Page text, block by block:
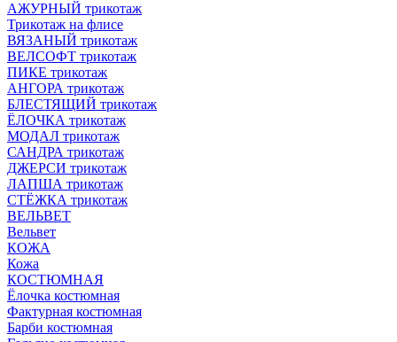
АЖУРНЫЙ трикотаж
Трикотаж на флисе
ВЯЗАНЫЙ трикотаж
ВЕЛСОФТ трикотаж
ПИКЕ трикотаж
АНГОРА трикотаж
БЛЕСТЯЩИЙ трикотаж
ЁЛОЧКА трикотаж
МОДАЛ трикотаж
САНДРА трикотаж
ДЖЕРСИ трикотаж
ЛАПША трикотаж
СТЁЖКА трикотаж
ВЕЛЬВЕТ
Вельвет
КОЖА
Кожа
КОСТЮМНАЯ
Ёлочка костюмная
Фактурная костюмная
Барби костюмная